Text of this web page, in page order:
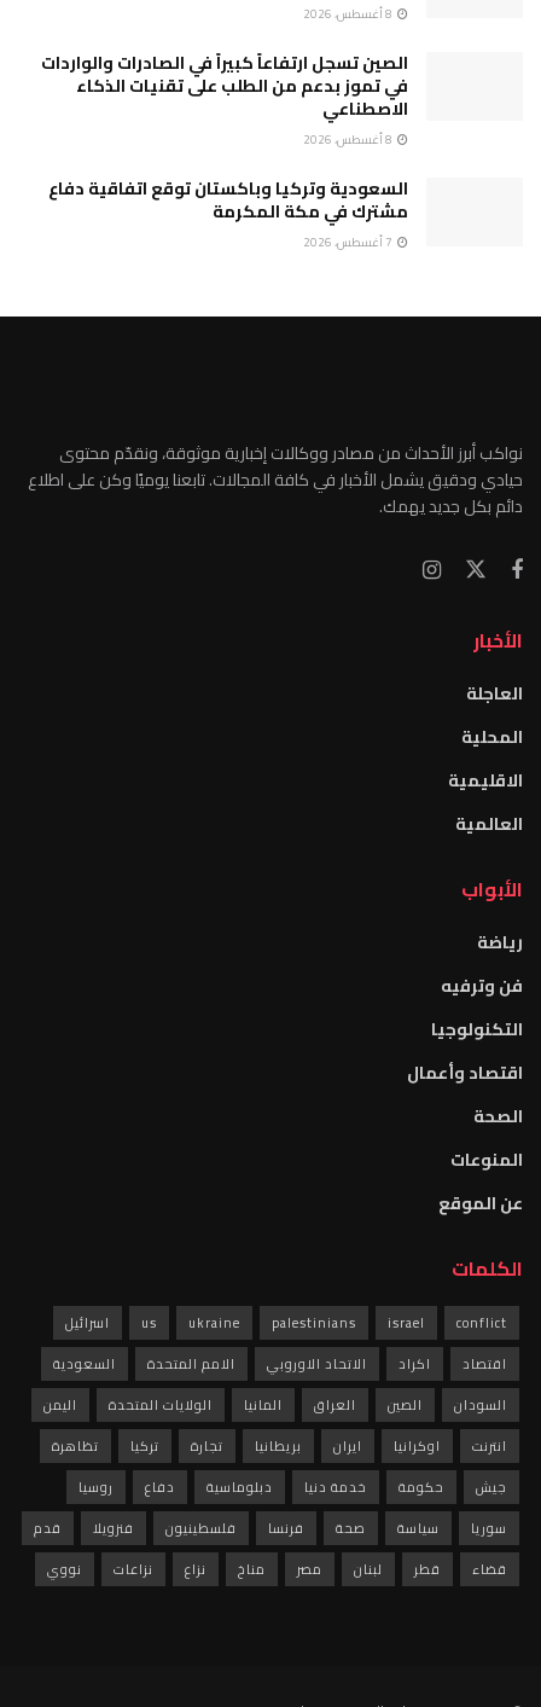
الصين تسجل ارتفاعاً كبيراً في الصادرات والواردات
في تموز بدعم من الطلب على تقنيات الذكاء
الاصطناعي
السعودية وتركيا وباكستان توقع اتفاقية دفاع
مشترك في مكة المكرمة
نواكب أبرز الأحداث من مصادر ووكالات إخبارية موثوقة، ونقدّم محتوى
حيادي ودقيق يشمل الأخبار في كافة المجالات. تابعنا يوميًا وكن على اطلاع
دائم بكل جديد يهمك.
الأخبار
العاجلة
المحلية
الاقليمية
العالمية
الأبواب
رياضة
فن وترفيه
التكنولوجيا
اقتصاد وأعمال
الصحة
المنوعات
عن الموقع
الكلمات
conflict
israel
palestinians
ukraine
us
اسرائيل
اقتصاد
اكراد الاتحاد الاوروبي الامم المتحدة
السعودية
السودان
الصين العراق المانيا الولايات المتحدة
اليمن
انترنت
اوكرانيا ايران بريطانيا تجارة تركيا
تظاهرة
جيش
حكومة خدمة دنيا دبلوماسية دفاع
روسيا
سوريا
سياسة صحة فرنسا فلسطينيون فنزويلا
قدم
قضاء
قطر لبنان مصر مناخ نزاع نزاعات نووي